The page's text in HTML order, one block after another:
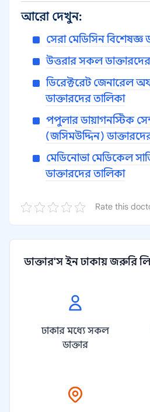
আরো দেখুন:
সেরা মেডিসিন বিশেষজ্ঞ
উত্তরার সকল
ডিরেক্টরেট জেনারেল
ডাক্তারদের তালিকা
পপুলার ডায়াগনস্টিক
(জসিমউদ্দিন)
মেডিনোভা মেডিকেল
ডাক্তারদের তালিকা
Rate this
ডাক্তার'স ইন ঢাকায় জরুরি
ঢাকার মধ্যে সকল
ডাক্তার